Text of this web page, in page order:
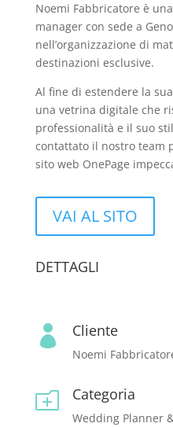
Noemi Fabbricatore è
manager con sede a
nell’organizzazione di
destinazioni esclusive.
Al fine di estendere la
una vetrina digitale che
professionalità e il suo
contattato il nostro team
sito web OnePage
VAI AL SITO
DETTAGLI
 Cliente
Noemi
o Categoria
Wedding Planner